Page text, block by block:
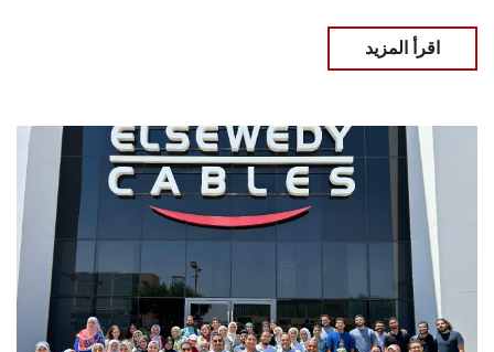
اقرأ المزيد